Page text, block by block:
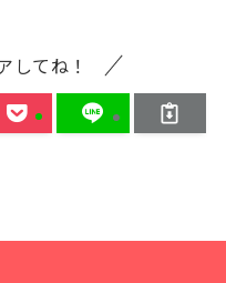
してね！